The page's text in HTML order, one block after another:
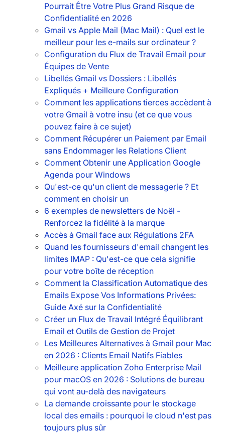
Pourrait Être Votre Plus Grand Risque de
Confidentialité en 2026
Gmail vs Apple Mail (Mac Mail) : Quel est le
meilleur pour les e-mails sur ordinateur ?
Configuration du Flux de Travail Email pour
Équipes de Vente
Libellés Gmail vs Dossiers : Libellés
Expliqués + Meilleure Configuration
Comment les applications tierces accèdent à
votre Gmail à votre insu (et ce que vous
pouvez faire à ce sujet)
Comment Récupérer un Paiement par Email
sans Endommager les Relations Client
Comment Obtenir une Application Google
Agenda pour Windows
Qu'est-ce qu'un client de messagerie ? Et
comment en choisir un
6 exemples de newsletters de Noël -
Renforcez la fidélité à la marque
Accès à Gmail face aux Régulations 2FA
Quand les fournisseurs d'email changent les
limites IMAP : Qu'est-ce que cela signifie
pour votre boîte de réception
Comment la Classification Automatique des
Emails Expose Vos Informations Privées:
Guide Axé sur la Confidentialité
Créer un Flux de Travail Intégré Équilibrant
Email et Outils de Gestion de Projet
Les Meilleures Alternatives à Gmail pour Mac
en 2026 : Clients Email Natifs Fiables
Meilleure application Zoho Enterprise Mail
pour macOS en 2026 : Solutions de bureau
qui vont au-delà des navigateurs
La demande croissante pour le stockage
local des emails : pourquoi le cloud n'est pas
toujours plus sûr